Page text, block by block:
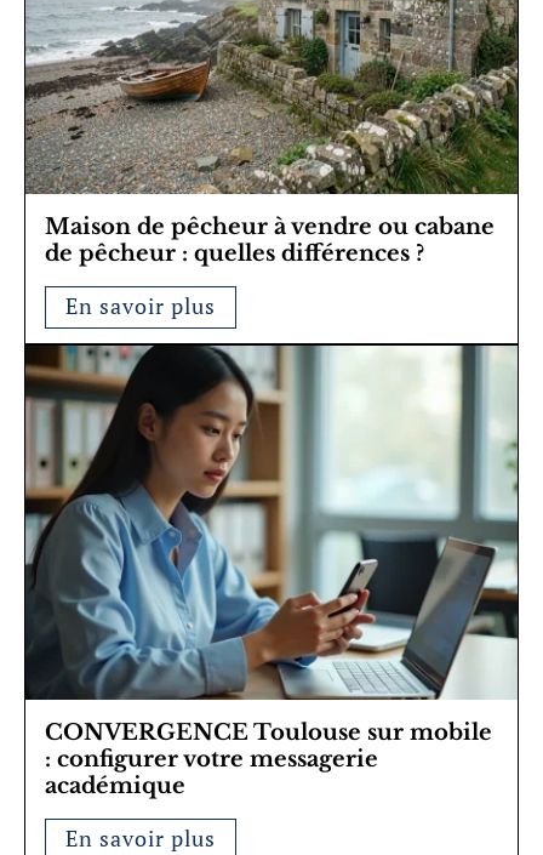
Maison de pêcheur à vendre ou cabane
de pêcheur : quelles différences ?
En savoir plus
CONVERGENCE Toulouse sur mobile
: configurer votre messagerie
académique
En savoir plus